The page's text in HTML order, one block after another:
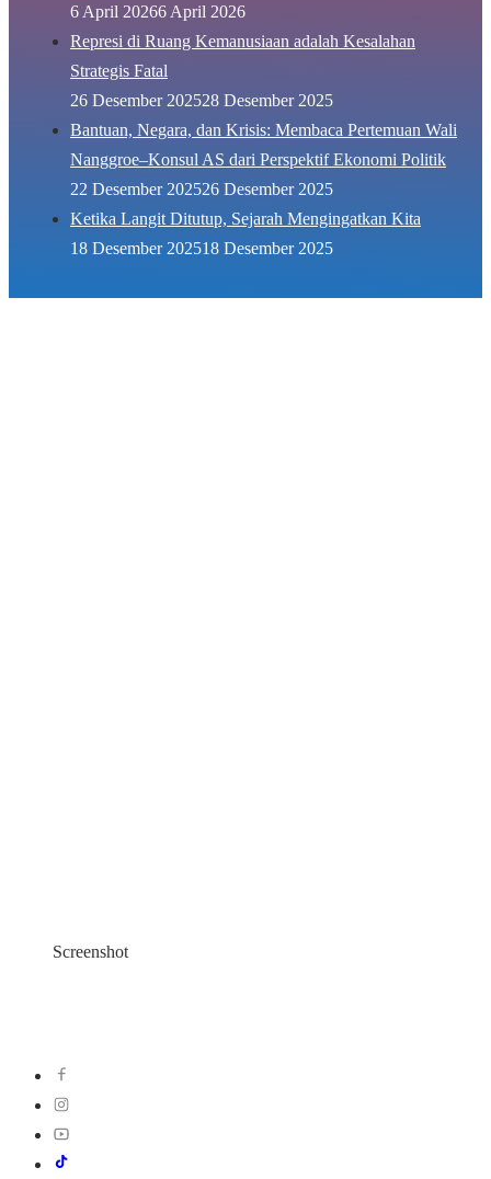
6 April 20266 April 2026
Represi di Ruang Kemanusiaan adalah Kesalahan
Strategis Fatal
26 Desember 202528 Desember 2025
Bantuan, Negara, dan Krisis: Membaca Pertemuan Wali
Nanggroe–Konsul AS dari Perspektif Ekonomi Politik
22 Desember 202526 Desember 2025
Ketika Langit Ditutup, Sejarah Mengingatkan Kita
18 Desember 202518 Desember 2025
Screenshot